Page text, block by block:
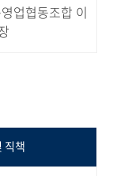
업협동조합 이
직책